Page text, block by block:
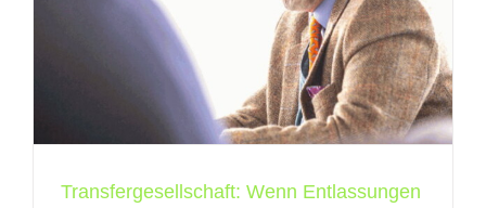
Transfergesellschaft: Wenn Entlassungen